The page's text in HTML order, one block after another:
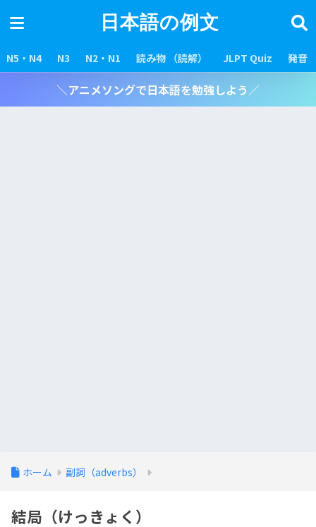
日本語の例文
N5・N4 N3 N2・N1 読み物 （読解） JLPT Quiz 発音
＼アニメソングで日本語を勉強しよう／
ホーム 副詞（adverbs）
結局（けっきょく）